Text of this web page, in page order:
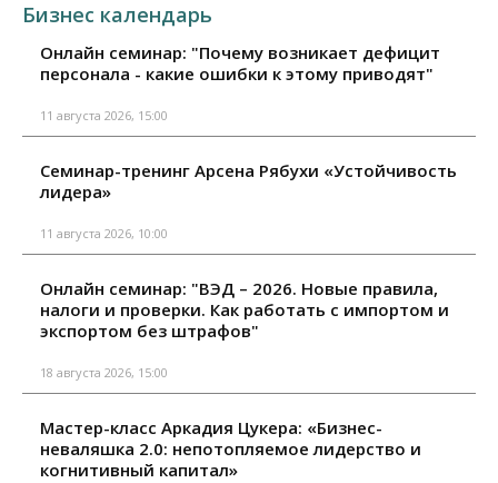
Бизнес календарь
Онлайн семинар: "Почему возникает дефицит
персонала - какие ошибки к этому приводят"
11 августа 2026, 15:00
Семинар-тренинг Арсена Рябухи «Устойчивость
лидера»
11 августа 2026, 10:00
Онлайн семинар: "ВЭД – 2026. Новые правила,
налоги и проверки. Как работать с импортом и
экспортом без штрафов"
18 августа 2026, 15:00
Мастер-класс Аркадия Цукера: «Бизнес-
неваляшка 2.0: непотопляемое лидерство и
когнитивный капитал»